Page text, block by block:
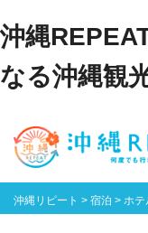
沖縄
なる沖縄観
沖縄リピート > 宿泊 > ホテ